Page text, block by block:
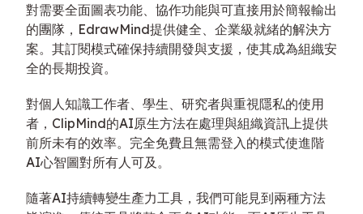
對需要全面圖表功能、協作功能與可直接用於簡報輸出
的團隊，EdrawMind提供健全、企業級就緒的解決方
案。其訂閱模式確保持續開發與支援，使其成為組織安
全的長期投資。
對個人知識工作者、學生、研究者與重視隱私的使用
者，ClipMind的AI原生方法在處理與組織資訊上提供
前所未有的效率。完全免費且無需登入的模式使進階
AI心智圖對所有人可及。
隨著AI持續轉變生產力工具，我們可能見到兩種方法